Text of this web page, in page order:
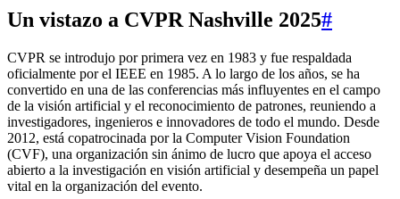
Un vistazo a CVPR Nashville 2025#
CVPR se introdujo por primera vez en 1983 y fue respaldada
oficialmente por el IEEE en 1985. A lo largo de los años, se ha
convertido en una de las conferencias más influyentes en el campo
de la visión artificial y el reconocimiento de patrones, reuniendo a
investigadores, ingenieros e innovadores de todo el mundo. Desde
2012, está copatrocinada por la Computer Vision Foundation
(CVF), una organización sin ánimo de lucro que apoya el acceso
abierto a la investigación en visión artificial y desempeña un papel
vital en la organización del evento.